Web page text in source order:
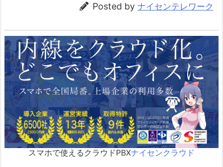
Posted by ナイセンテレワーク
スマホで使えるクラウドPBXナイセンクラウド